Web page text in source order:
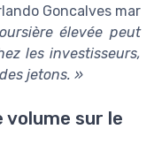
Goncalves mar
élevée peut
les investisseurs,
jetons. »
sur le